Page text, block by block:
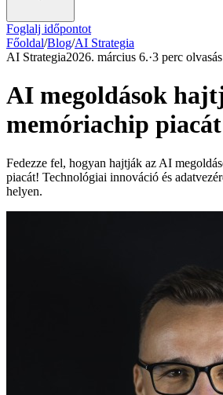
Foglalj időpontot
Főoldal/Blog/AI Strategia
AI Strategia2026. március 6.·3 perc olvasás
AI megoldások
memóriachip piacát
Fedezze fel, hogyan hajtják az AI
piacát! Technológiai innováció és
helyen.